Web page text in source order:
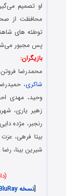
او تصمیم
محافظت از
توطئه های
پس مجبور
بازیگران:
محمدرضا
شاکری،
وحید، مهدی
زهیر یاری،
رنجبر، مژده
بیتا فرهی،
شیرین بینا،
[نسخه 1080p BluRay با حجم 4.1 گیگابایت – 10.000 تومان